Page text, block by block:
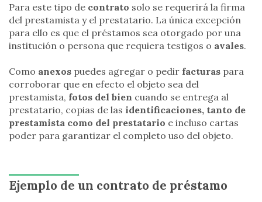
Para este tipo de contrato solo se requerirá la firma
del prestamista y el prestatario. La única excepción
para ello es que el préstamos sea otorgado por una
institución o persona que requiera testigos o avales.
Como anexos puedes agregar o pedir facturas para
corroborar que en efecto el objeto sea del
prestamista, fotos del bien cuando se entrega al
prestatario, copias de las identificaciones, tanto de
prestamista como del prestatario e incluso cartas
poder para garantizar el completo uso del objeto.
Ejemplo de un contrato de préstamo